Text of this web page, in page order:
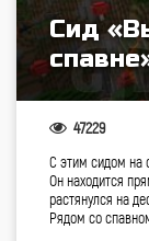
Сид
47229
С этим сидом на
Он находится
растянулся на
Рядом со